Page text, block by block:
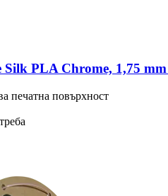
Silk PLA Chrome, 1,75 mm
печатна повърхност